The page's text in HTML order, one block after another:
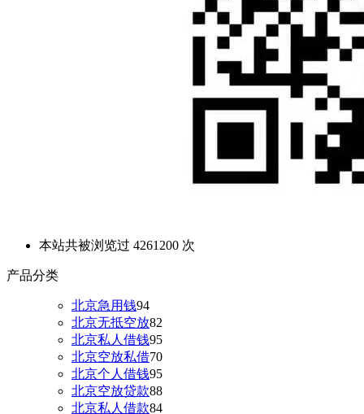
本站共被浏览过 4261200 次
产品分类
北京急用钱94
北京无抵空放82
北京私人借钱95
北京空放私借70
北京个人借钱95
北京空放贷款88
北京私人借款84